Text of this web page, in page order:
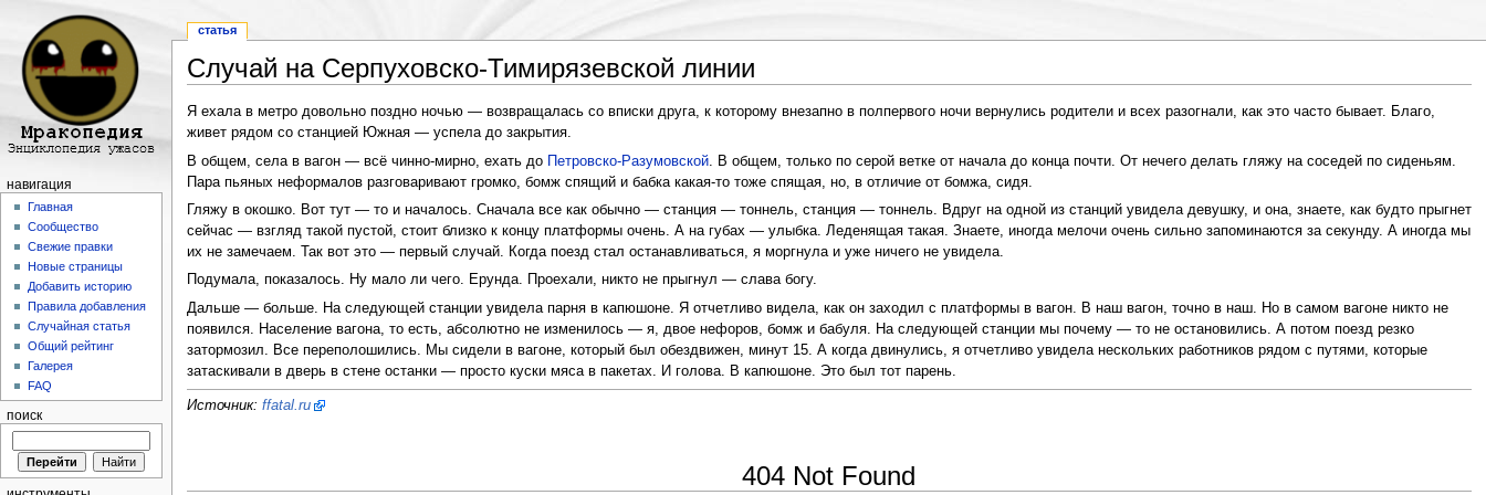
Случай на Серпуховско-Тимирязевской линии
Я ехала в метро довольно поздно ночью — возвращалась со вписки друга, к которому внезапно в полпервого ночи вернулись родители и всех разогнали, как это часто бывает. Благо,
живет рядом со станцией Южная — успела до закрытия.
В общем, села в вагон — всё чинно-мирно, ехать до Петровско-Разумовской. В общем, только по серой ветке от начала до конца почти. От нечего делать гляжу на соседей по сиденьям.
Пара пьяных неформалов разговаривают громко, бомж спящий и бабка какая-то тоже спящая, но, в отличие от бомжа, сидя.
Гляжу в окошко. Вот тут — то и началось. Сначала все как обычно — станция — тоннель, станция — тоннель. Вдруг на одной из станций увидела девушку, и она, знаете, как будто прыгнет
сейчас — взгляд такой пустой, стоит близко к концу платформы очень. А на губах — улыбка. Леденящая такая. Знаете, иногда мелочи очень сильно запоминаются за секунду. А иногда мы
их не замечаем. Так вот это — первый случай. Когда поезд стал останавливаться, я моргнула и уже ничего не увидела.
Подумала, показалось. Ну мало ли чего. Ерунда. Проехали, никто не прыгнул — слава богу.
Дальше — больше. На следующей станции увидела парня в капюшоне. Я отчетливо видела, как он заходил с платформы в вагон. В наш вагон, точно в наш. Но в самом вагоне никто не
появился. Население вагона, то есть, абсолютно не изменилось — я, двое нефоров, бомж и бабуля. На следующей станции мы почему — то не остановились. А потом поезд резко
затормозил. Все переполошились. Мы сидели в вагоне, который был обездвижен, минут 15. А когда двинулись, я отчетливо увидела нескольких работников рядом с путями, которые
затаскивали в дверь в стене останки — просто куски мяса в пакетах. И голова. В капюшоне. Это был тот парень.
Источник: ffatal.ru
404 Not Found
статья
навигация
Главная
Сообщество
Свежие правки
Новые страницы
Добавить историю
Правила добавления
Случайная статья
Общий рейтинг
Галерея
FAQ
поиск